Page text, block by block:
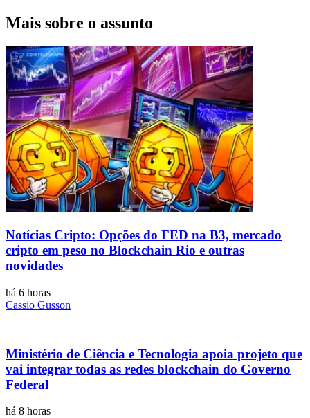
Mais sobre o assunto
Notícias Cripto: Opções do FED na B3, mercado
cripto em peso no Blockchain Rio e outras
novidades
há 6 horas
Cassio Gusson
Ministério de Ciência e Tecnologia apoia projeto que
vai integrar todas as redes blockchain do Governo
Federal
há 8 horas